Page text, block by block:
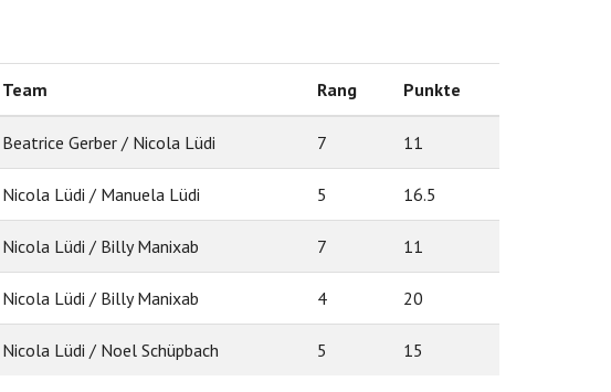
Team Rang Punkte
Beatrice Gerber / Nicola Lüdi 7 11
Nicola Lüdi / Manuela Lüdi 5 16.5
Nicola Lüdi / Billy Manixab 7 11
Nicola Lüdi / Billy Manixab 4 20
Nicola Lüdi / Noel Schüpbach 5 15